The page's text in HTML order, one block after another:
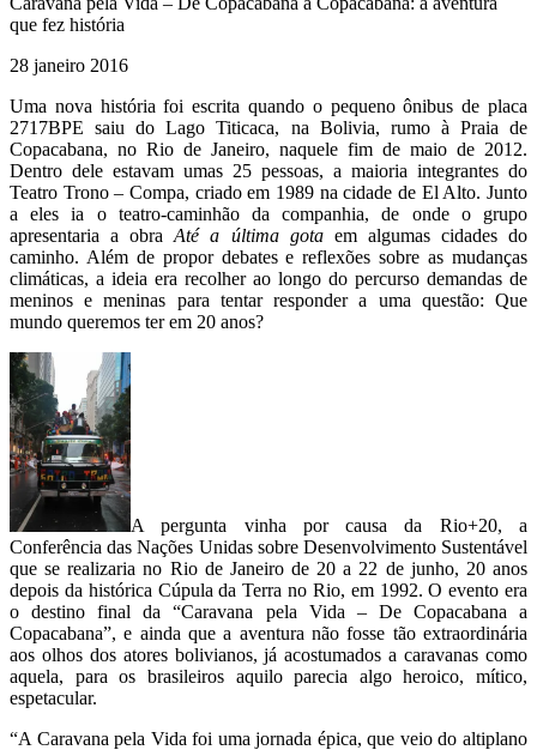
que fez história
28 janeiro 2016
Uma nova história foi escrita quando o pequeno ônibus de placa
2717BPE saiu do Lago Titicaca, na Bolivia, rumo à Praia de
Copacabana, no Rio de Janeiro, naquele fim de maio de 2012.
Dentro dele estavam umas 25 pessoas, a maioria integrantes do
Teatro Trono – Compa, criado em 1989 na cidade de El Alto. Junto
a eles ia o teatro-caminhão da companhia, de onde o grupo
apresentaria a obraAté a última gotaem algumas cidades do
caminho. Além de propor debates e reflexões sobre as mudanças
climáticas, a ideia era recolher ao longo do percurso demandas de
meninos e meninas para tentar responder a uma questão: Que
mundo queremos ter em 20 anos?
A pergunta vinha por causa da Rio+20, a
Conferência das Nações Unidas sobre Desenvolvimento Sustentável
que se realizaria no Rio de Janeiro de 20 a 22 de junho, 20 anos
depois da histórica Cúpula da Terra no Rio, em 1992. O evento era
o destino final da “Caravana pela Vida – De Copacabana a
Copacabana”, e ainda que a aventura não fosse tão extraordinária
aos olhos dos atores bolivianos, já acostumados a caravanas como
aquela, para os brasileiros aquilo parecia algo heroico, mítico,
espetacular.
“A Caravana pela Vida foi uma jornada épica, que veio do altiplano